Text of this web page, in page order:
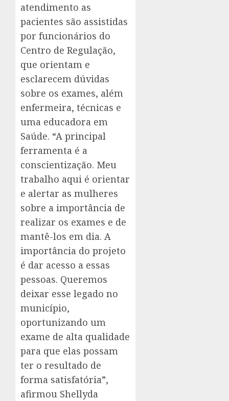
atendimento as
pacientes são assistidas
por funcionários do
Centro de Regulação,
que orientam e
esclarecem dúvidas
sobre os exames, além
enfermeira, técnicas e
uma educadora em
Saúde. “A principal
ferramenta é a
conscientização. Meu
trabalho aqui é orientar
e alertar as mulheres
sobre a importância de
realizar os exames e de
mantê-los em dia. A
importância do projeto
é dar acesso a essas
pessoas. Queremos
deixar esse legado no
município,
oportunizando um
exame de alta qualidade
para que elas possam
ter o resultado de
forma satisfatória”,
afirmou Shellyda